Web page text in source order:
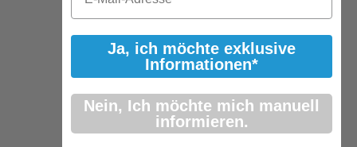
Ja, ich möchte exklusive
Informationen*
Nein, Ich möchte mich manuell
informieren.